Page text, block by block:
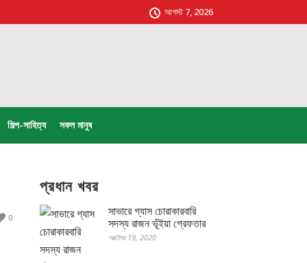
আগস্ট 7, 2026
শিল্প-সাহিত্য সফল মানুষ
0
প্রধান খবর
সাভারে গ্যাস চোরাকারবারি
সদস্য রাজন ভূঁইয়া গ্রেফতার
অক্টোবর 19, 2020